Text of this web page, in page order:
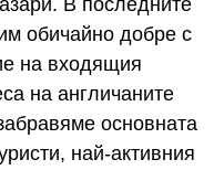
обичайно добре с
на входящия
на англичаните
основната
най-активния